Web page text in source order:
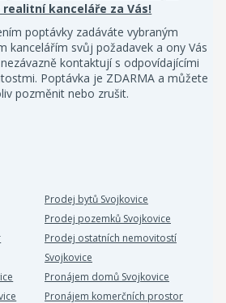
kanceláře za Vás!
poptávky zadáváte vybraným
kancelářím svůj požadavek a ony Vás
kontaktují s odpovídajícími
Poptávka je ZDARMA a můžete
pozměnit nebo zrušit.
Prodej bytů Svojkovice
Prodej pozemků Svojkovice
Prodej ostatních nemovitostí
Svojkovice
Pronájem domů Svojkovice
Pronájem komerčních prostor